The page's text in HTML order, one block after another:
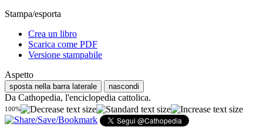
Stampa/esporta
Crea un libro
Scarica come PDF
Versione stampabile
Aspetto
sposta nella barra laterale nascondi
Da Cathopedia, l'enciclopedia cattolica.
100%